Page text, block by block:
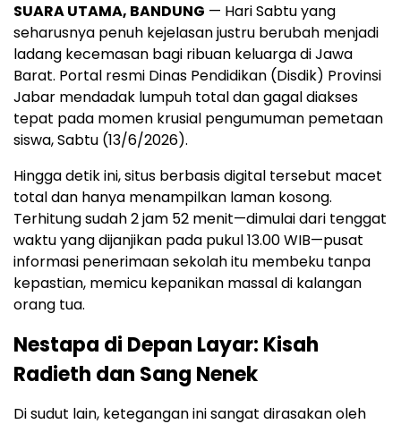
SUARA UTAMA, BANDUNG — Hari Sabtu yang
seharusnya penuh kejelasan justru berubah menjadi
ladang kecemasan bagi ribuan keluarga di Jawa
Barat. Portal resmi Dinas Pendidikan (Disdik) Provinsi
Jabar mendadak lumpuh total dan gagal diakses
tepat pada momen krusial pengumuman pemetaan
siswa, Sabtu (13/6/2026).
Hingga detik ini, situs berbasis digital tersebut macet
total dan hanya menampilkan laman kosong.
Terhitung sudah 2 jam 52 menit—dimulai dari tenggat
waktu yang dijanjikan pada pukul 13.00 WIB—pusat
informasi penerimaan sekolah itu membeku tanpa
kepastian, memicu kepanikan massal di kalangan
orang tua.
Nestapa di Depan Layar: Kisah
Radieth dan Sang Nenek
​Di sudut lain, ketegangan ini sangat dirasakan oleh